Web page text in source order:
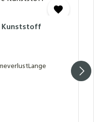
Kunststoff